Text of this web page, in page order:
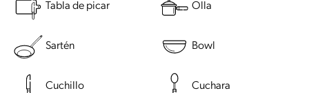
Tabla de picar Olla
Sartén Bowl
Cuchillo Cuchara